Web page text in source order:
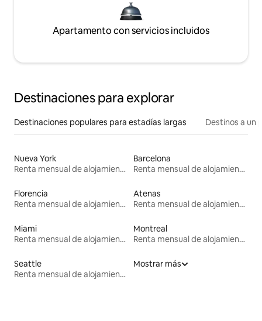
Apartamento con servicios incluidos
Destinaciones para explorar
Destinaciones populares para estadías largas Destinos a un
Nueva York
Renta mensual de alojamientos
Barcelona
Renta mensual de alojamientos
Florencia
Renta mensual de alojamientos
Atenas
Renta mensual de alojamientos
Miami
Renta mensual de alojamientos
Montreal
Renta mensual de alojamientos
Seattle
Renta mensual de alojamientos
Mostrar más